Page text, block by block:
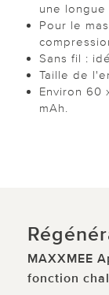
une
Pour le
Sans fil :
Taille de
Environ 60
mAh.
MAXXMEE
fonction